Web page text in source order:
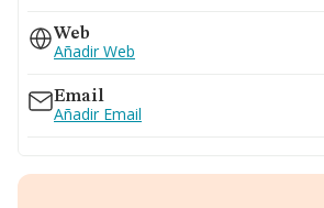
Web
Añadir Web
Email
Añadir Email